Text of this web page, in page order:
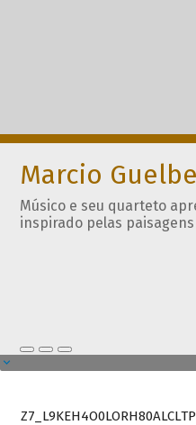
Marcio
Músico e seu quarteto
inspirado pelas